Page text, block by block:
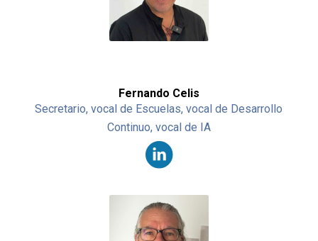
Fernando Celis
Secretario, vocal de Escuelas, vocal de Desarrollo
Continuo, vocal de IA